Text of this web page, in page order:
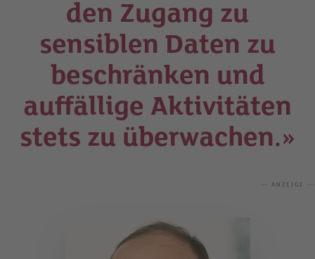
den Zugang zu
sensiblen Daten zu
beschränken und
auffällige Aktivitäten
stets zu überwachen.»
— ANZEIGE —